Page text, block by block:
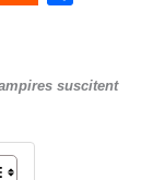
e
suscitent